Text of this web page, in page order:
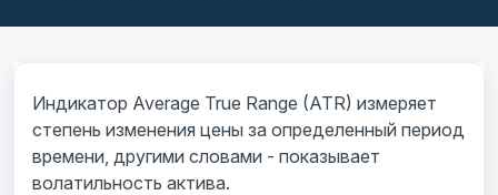
Индикатор Average True Range (ATR) измеряет
степень изменения цены за определенный период
времени, другими словами - показывает
волатильность актива.